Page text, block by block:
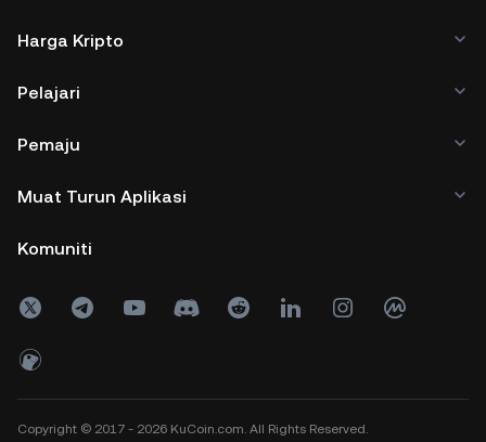
Harga Kripto
Pelajari
Pemaju
Muat Turun Aplikasi
Komuniti
Copyright © 2017 - 2026 KuCoin.com. All Rights Reserved.